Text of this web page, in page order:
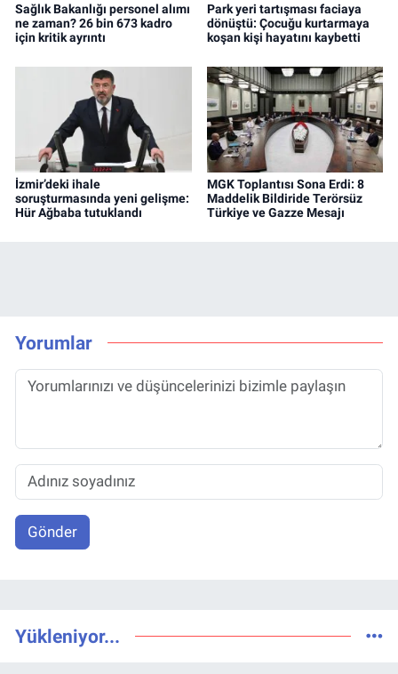
Sağlık Bakanlığı personel alımı
ne zaman? 26 bin 673 kadro
için kritik ayrıntı
Park yeri tartışması faciaya
dönüştü: Çocuğu kurtarmaya
koşan kişi hayatını kaybetti
İzmir’deki ihale
soruşturmasında yeni gelişme:
Hür Ağbaba tutuklandı
MGK Toplantısı Sona Erdi: 8
Maddelik Bildiride Terörsüz
Türkiye ve Gazze Mesajı
Yorumlar
Gönder
Yükleniyor...